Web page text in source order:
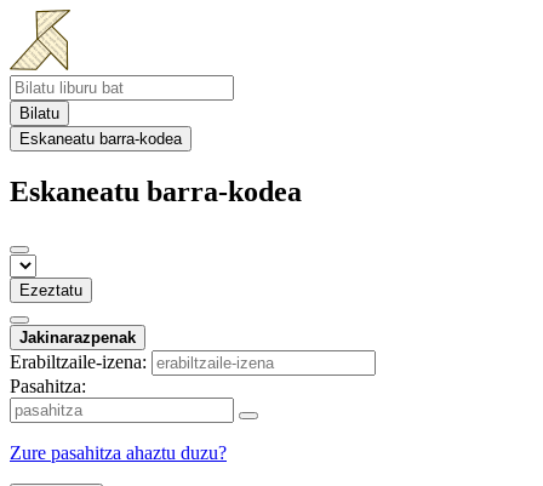
Bilatu
Eskaneatu barra-kodea
Eskaneatu barra-kodea
Ezeztatu
Jakinarazpenak
Erabiltzaile-izena:
Pasahitza:
Zure pasahitza ahaztu duzu?